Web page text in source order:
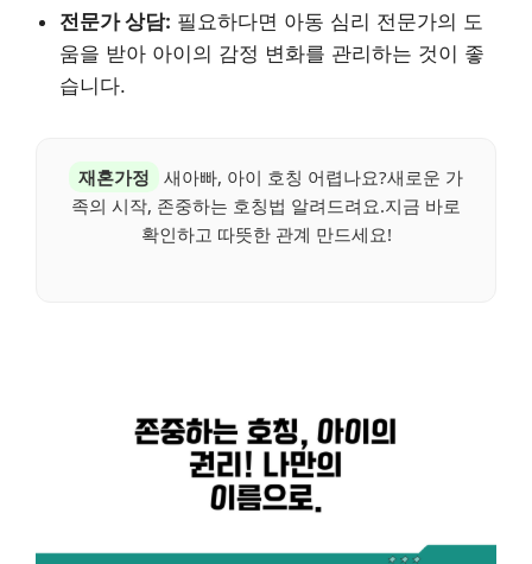
전문가 상담: 필요하다면 아동 심리 전문가의 도
움을 받아 아이의 감정 변화를 관리하는 것이 좋
습니다.
재혼가정
새아빠, 아이 호칭 어렵나요?새로운 가
족의 시작, 존중하는 호칭법 알려드려요.지금 바로
확인하고 따뜻한 관계 만드세요!